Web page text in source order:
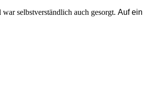
selbstverständlich auch gesorgt. Auf ein